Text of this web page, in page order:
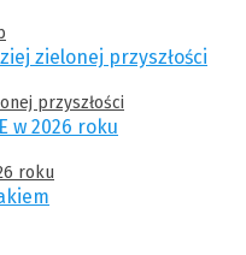
przyszłości
roku